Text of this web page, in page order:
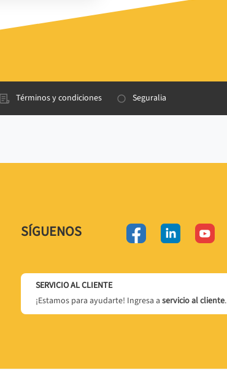
Términos y condiciones Seguralia
SÍGUENOS
SERVICIO AL CLIENTE
¡Estamos para ayudarte! Ingresa a servicio al cliente.